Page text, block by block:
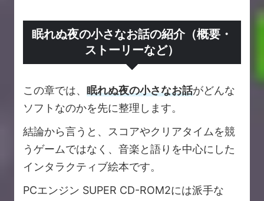
眠れぬ夜の小さなお話の紹介（概要・
ストーリーなど）
この章では、 眠れぬ夜の小さなお話がどんな
ソフトなのかを先に整理します。
結論から言うと、スコアやクリアタイムを競
うゲームではなく、音楽と語りを中心にした
インタラクティブ絵本です。
PCエンジン SUPER CD-ROM2には派手な